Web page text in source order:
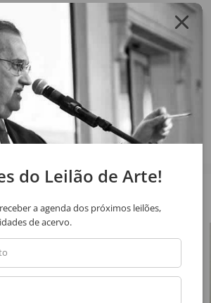
do Leilão de Arte!
a agenda dos próximos leilões,
de acervo.